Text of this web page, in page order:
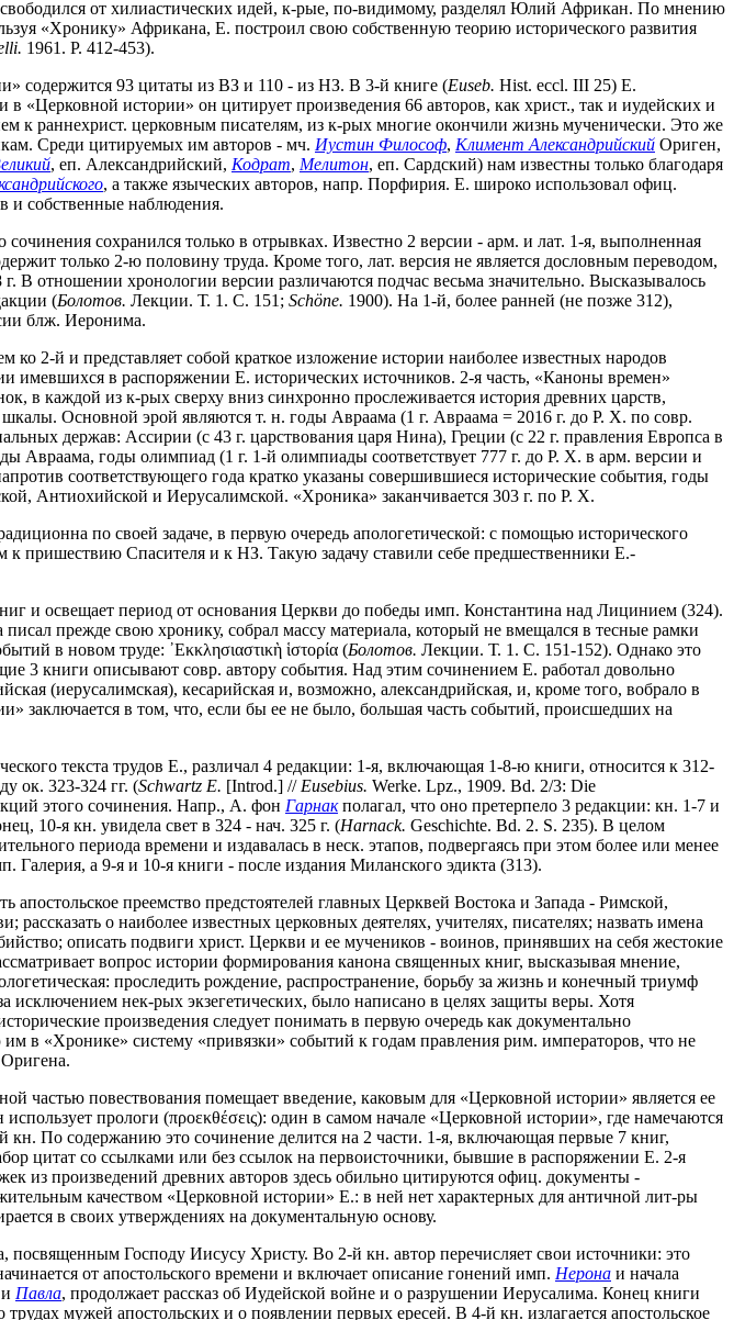
от хилиастических идей, к-рые, по-видимому, разделял Юлий Африкан. По мнению
«Хронику» Африкана, Е. построил свою собственную теорию исторического развития
1961. P. 412-453).
содержится 93 цитаты из ВЗ и 110 - из НЗ. В 3-й книге (Euseb. Hist. eccl. III 25) Е.
истории» он цитирует произведения 66 авторов, как христ., так и иудейских и
к раннехрист. церковным писателям, из к-рых многие окончили жизнь мученически. Это же
Среди цитируемых им авторов - мч. Иустин Философ, Климент Александрийский Ориген,
, еп. Александрийский, Кодрат, Мелитон, еп. Сардский) нам известны только благодаря
, а также языческих авторов, напр. Порфирия. Е. широко использовал офиц.
и собственные наблюдения.
сочинения сохранился только в отрывках. Известно 2 версии - арм. и лат. 1-я, выполненная
только 2-ю половину труда. Кроме того, лат. версия не является дословным переводом,
отношении хронологии версии различаются подчас весьма значительно. Высказывалось
(Болотов. Лекции. Т. 1. С. 151; Schöne. 1900). На 1-й, более ранней (не позже 312),
блж. Иеронима.
2-й и представляет собой краткое изложение истории наиболее известных народов
имевшихся в распоряжении Е. исторических источников. 2-я часть, «Каноны времен»
в каждой из к-рых сверху вниз синхронно прослеживается история древних царств,
Основной эрой являются т. н. годы Авраама (1 г. Авраама = 2016 г. до Р. Х. по совр.
держав: Ассирии (с 43 г. царствования царя Нина), Греции (с 22 г. правления Европса в
годы олимпиад (1 г. 1-й олимпиады соответствует 777 г. до Р. Х. в арм. версии и
соответствующего года кратко указаны совершившиеся исторические события, годы
Антиохийской и Иерусалимской. «Хроника» заканчивается 303 г. по Р. Х.
по своей задаче, в первую очередь апологетической: с помощью исторического
к пришествию Спасителя и к НЗ. Такую задачу ставили себе предшественники Е.-
и освещает период от основания Церкви до победы имп. Константина над Лицинием (324).
прежде свою хронику, собрал массу материала, который не вмещался в тесные рамки
в новом труде: ᾿Εκκλησιαστικὴ ἱστορία (Болотов. Лекции. Т. 1. С. 151-152). Однако это
3 книги описывают совр. автору события. Над этим сочинением Е. работал довольно
(иерусалимская), кесарийская и, возможно, александрийская, и, кроме того, вобрало в
заключается в том, что, если бы ее не было, большая часть событий, происшедших на
текста трудов Е., различал 4 редакции: 1-я, включающая 1-8-ю книги, относится к 312-
ок. 323-324 гг. (Schwartz E. [Introd.] // Eusebius. Werke. Lpz., 1909. Bd. 2/3: Die
этого сочинения. Напр., А. фон Гарнакполагал, что оно претерпело 3 редакции: кн. 1-7 и
10-я кн. увидела свет в 324 - нач. 325 г. (Harnack. Geschichte. Bd. 2. S. 235). В целом
периода времени и издавалась в неск. этапов, подвергаясь при этом более или менее
а 9-я и 10-я книги - после издания Миланского эдикта (313).
апостольское преемство предстоятелей главных Церквей Востока и Запада - Римской,
о наиболее известных церковных деятелях, учителях, писателях; назвать имена
описать подвиги христ. Церкви и ее мучеников - воинов, принявших на себя жестокие
вопрос истории формирования канона священных книг, высказывая мнение,
проследить рождение, распространение, борьбу за жизнь и конечный триумф
исключением нек-рых экзегетических, было написано в целях защиты веры. Хотя
произведения следует понимать в первую очередь как документально
в «Хронике» систему «привязки» событий к годам правления рим. императоров, что не
повествования помещает введение, каковым для «Церковной истории» является ее
прологи (προεκθέσεις): один в самом начале «Церковной истории», где намечаются
По содержанию это сочинение делится на 2 части. 1-я, включающая первые 7 книг,
цитат со ссылками или без ссылок на первоисточники, бывшие в распоряжении Е. 2-я
из произведений древних авторов здесь обильно цитируются офиц. документы -
качеством «Церковной истории» Е.: в ней нет характерных для античной лит-ры
в своих утверждениях на документальную основу.
посвященным Господу Иисусу Христу. Во 2-й кн. автор перечисляет свои источники: это
от апостольского времени и включает описание гонений имп. Нерона и начала
и Павла, продолжает рассказ об Иудейской войне и о разрушении Иерусалима. Конец книги
трудах мужей апостольских и о появлении первых ересей. В 4-й кн. излагается апостольское